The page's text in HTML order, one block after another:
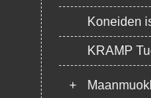
Koneiden
KRAMP
+